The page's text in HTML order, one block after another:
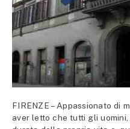
FIRENZE – Appassionato di
aver letto che tutti gli